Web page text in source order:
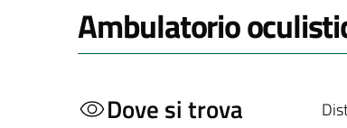
Ambulatorio
Dove si trova